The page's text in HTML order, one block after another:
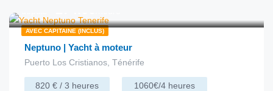
AVEC CAPITAINE (INCLUS)
Neptuno | Yacht à moteur
Puerto Los Cristianos, Ténérife
820 € / 3 heures 1060€/4 heures